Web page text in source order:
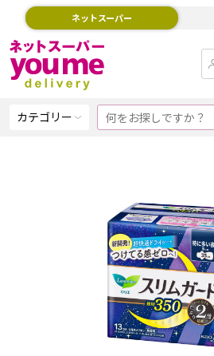
ネットスーパー
カテゴリー